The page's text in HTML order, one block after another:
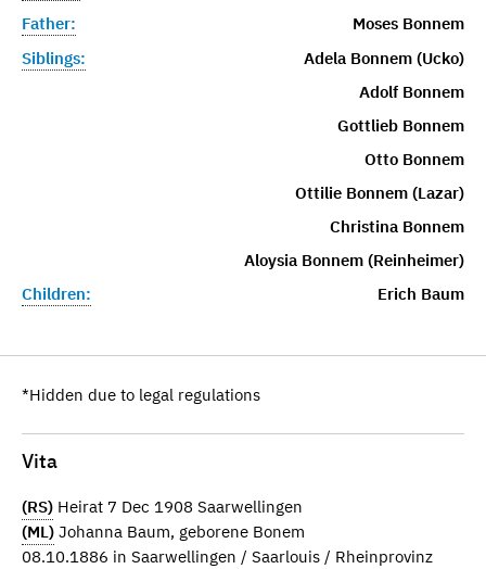
Father:
Moses Bonnem
Siblings:
Adela Bonnem (Ucko)
Adolf Bonnem
Gottlieb Bonnem
Otto Bonnem
Ottilie Bonnem (Lazar)
Christina Bonnem
Aloysia Bonnem (Reinheimer)
Children:
Erich Baum
*Hidden due to legal regulations
Vita
(RS) Heirat 7 Dec 1908 Saarwellingen
(ML) Johanna Baum, geborene Bonem
08.10.1886 in Saarwellingen / Saarlouis / Rheinprovinz